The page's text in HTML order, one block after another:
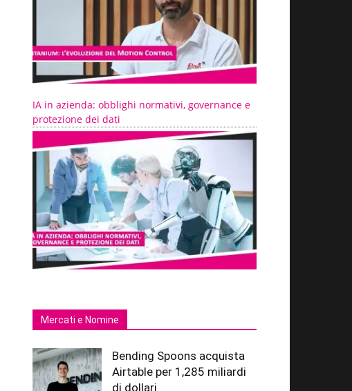
IA in azienda: obblighi normativi, governance e
protezione dei dati
Mercati e Nomine
Bending Spoons acquista
Airtable per 1,285 miliardi
di dollari